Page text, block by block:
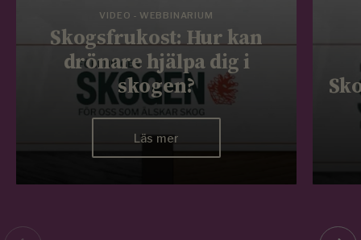
VIDEO - WEBBINARIUM
Skogsfrukost: Hur kan
drönare hjälpa dig i
skogen?
Läs mer